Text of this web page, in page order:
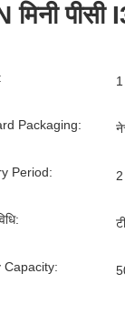
मिनी पीसी
Packaging:
Period:
Capacity: